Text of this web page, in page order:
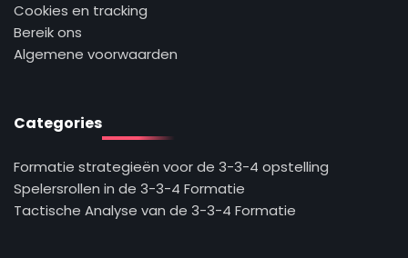
Cookies en tracking
Bereik ons
Algemene voorwaarden
Categories
Formatie strategieën voor de 3-3-4 opstelling
Spelersrollen in de 3-3-4 Formatie
Tactische Analyse van de 3-3-4 Formatie